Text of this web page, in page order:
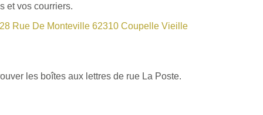
et vos courriers.
28 Rue De Monteville 62310 Coupelle Vieille
les boîtes aux lettres de rue La Poste.